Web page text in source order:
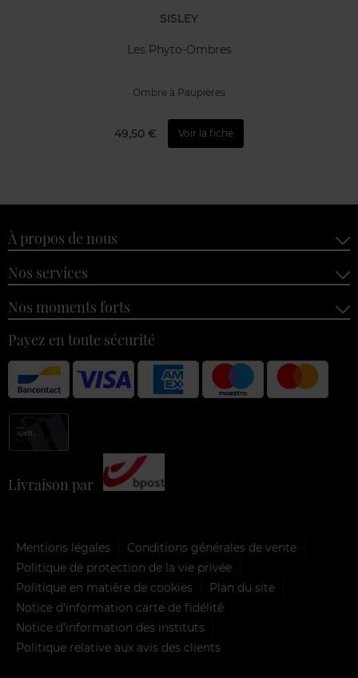
SISLEY
Les Phyto-Ombres
Ombre à Paupières
49,50 € Voir la fiche
À propos de nous
Nos services
Nos moments forts
Payez en toute sécurité
Livraison par
Mentions légales
Conditions générales de vente
Politique de protection de la vie privée
Politique en matière de cookies
Plan du site
Notice d'information carte de fidélité
Notice d’information des instituts
Politique relative aux avis des clients